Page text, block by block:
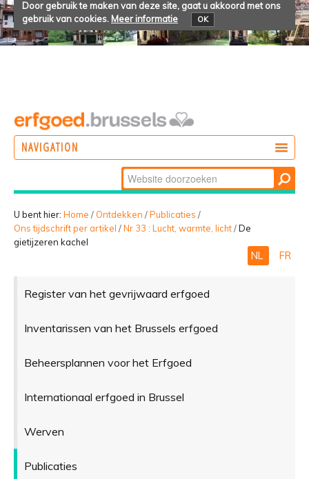
Door gebruik te maken van deze site, gaat u akkoord met ons
gebruik van cookies. Meer informatie OK
NAVIGATION
BELEVEN
Zoek
Geavanceerd
zoeken...
U bent hier: Home / Ontdekken /Publicaties /
Ons tijdschrift per artikel /Nr 33 : Lucht, warmte, licht/De
gietijzeren kachel
NL FR
Register van het gevrijwaard erfgoed
Inventarissen van het Brussels erfgoed
Beheersplannen voor het Erfgoed
Internationaal erfgoed in Brussel
Werven
Publicaties